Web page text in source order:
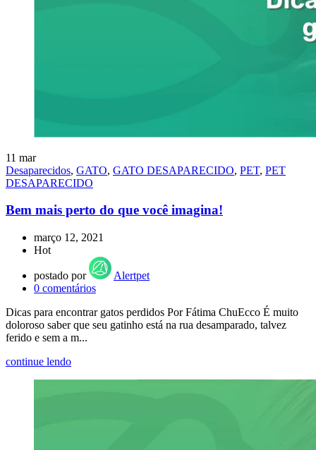
11 mar
Desaparecidos, GATO, GATO DESAPARECIDO, PET, PET
DESAPARECIDO
Bem mais perto do que você imagina!
março 12, 2021
Hot
postado por
Alertpet
0 comentários
Dicas para encontrar gatos perdidos Por Fátima ChuEcco É muito
doloroso saber que seu gatinho está na rua desamparado, talvez
ferido e sem a m...
continue lendo